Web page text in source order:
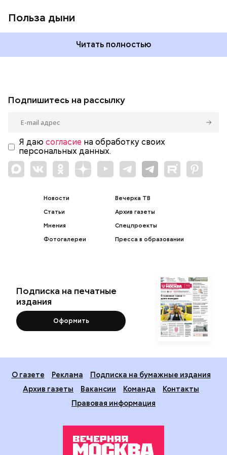
Польза дыни
Читать полностью
Подпишитесь на рассылку
Я даю согласие на обработку своих
персональных данных.
Новости
Статьи
Мнения
Фотогалереи
Вечерка ТВ
Архив газеты
Спецпроекты
Пресса в образовании
Подписка на печатные
издания
Оформить
О газете Реклама
Подписка на бумажные издания
Архив газеты
Вакансии Команда
Контакты
Правовая информация